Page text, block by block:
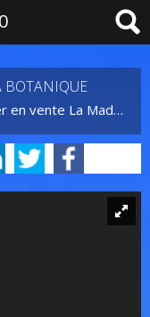
BOTANIQUE
vente La Madeleine